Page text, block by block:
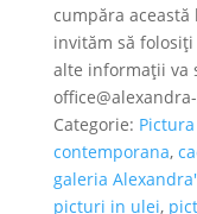
cumpăra
invităm să
alte informații va
Categorie: Pictura
contemporana,
galeria
picturi in ulei,